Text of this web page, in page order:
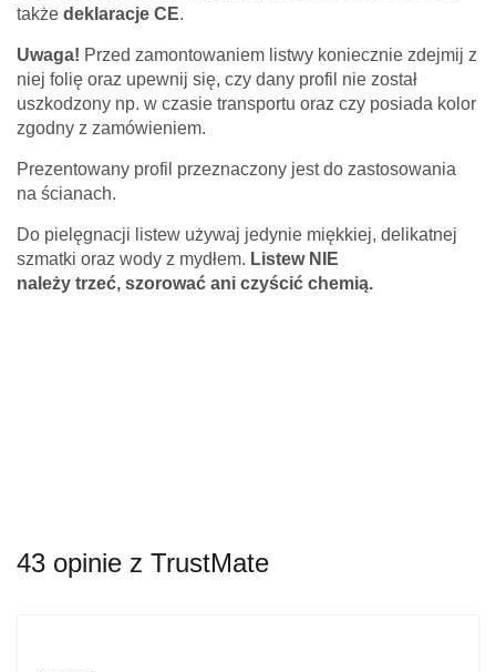
także deklaracje CE.
Uwaga! Przed zamontowaniem listwy koniecznie zdejmij z
niej folię oraz upewnij się, czy dany profil nie został
uszkodzony np. w czasie transportu oraz czy posiada kolor
zgodny z zamówieniem.
Prezentowany profil przeznaczony jest do zastosowania
na ścianach.
Do pielęgnacji listew używaj jedynie miękkiej, delikatnej
szmatki oraz wody z mydłem. Listew NIE
należy trzeć, szorować ani czyścić chemią.
43 opinie z TrustMate